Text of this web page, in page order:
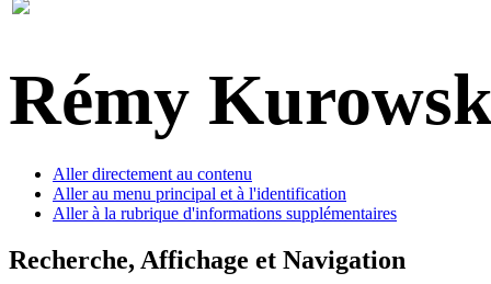
Rémy
Aller directement au contenu
Aller au menu principal et à l'identification
Aller à la rubrique d'informations supplémentaires
Recherche, Affichage et Navigation